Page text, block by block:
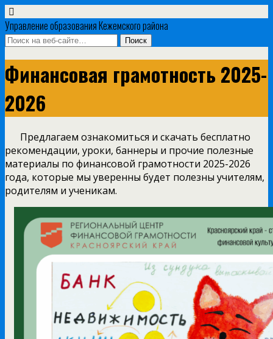
Управление образования Кежемского района
Финансовая грамотность 2025-
2026
Предлагаем ознакомиться и скачать бесплатно
рекомендации, уроки, баннеры и прочие полезные
материалы по финансовой грамотности 2025-2026
года, которые мы уверенны будет полезны учителям,
родителям и ученикам.